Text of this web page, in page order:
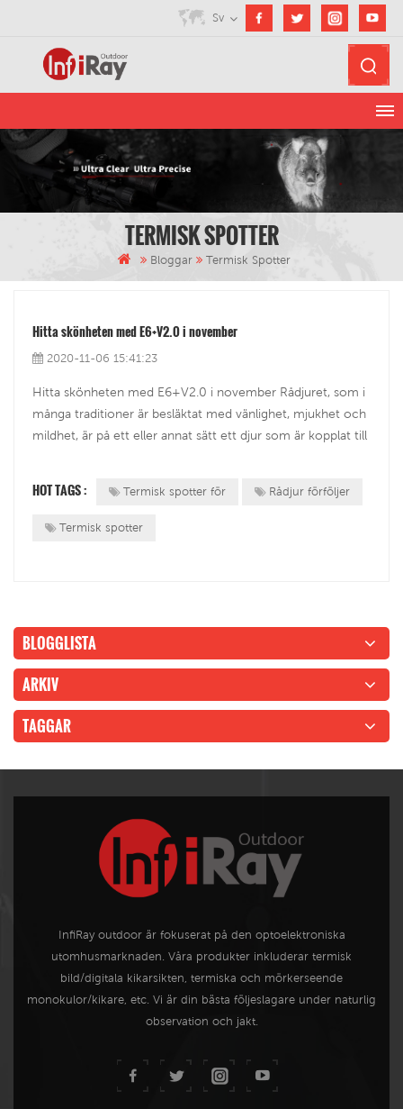
Sv
TERMISK SPOTTER
Bloggar Termisk Spotter
Hitta skönheten med E6+V2.0 i november
2020-11-06 15:41:23
Hitta skönheten med E6+V2.0 i november Rådjuret, som i
många traditioner är besläktat med vänlighet, mjukhet och
mildhet, är på ett eller annat sätt ett djur som är kopplat till
des...
HOT TAGS : Termisk spotter för Rådjur förföljer
Termisk spotter
BLOGGLISTA
ARKIV
TAGGAR
InfiRay outdoor är fokuserat på den optoelektroniska
utomhusmarknaden. Våra produkter inkluderar termisk
bild/digitala kikarsikten, termiska och mörkerseende
monokulor/kikare, etc. Vi är din bästa följeslagare under naturlig
observation och jakt.